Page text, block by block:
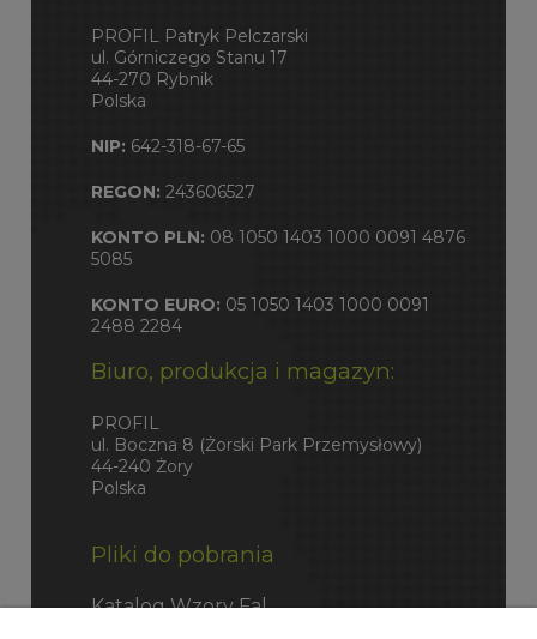
PROFIL Patryk Pelczarski
ul. Górniczego Stanu 17
44-270 Rybnik
Polska
NIP: 642-318-67-65
REGON: 243606527
KONTO PLN: 08 1050 1403 1000 0091 4876
5085
KONTO EURO: 05 1050 1403 1000 0091
2488 2284
Biuro, produkcja i magazyn:
PROFIL
ul. Boczna 8 (Żorski Park Przemysłowy)
44-240 Żory
Polska
Pliki do pobrania
Katalog Wzory Fal